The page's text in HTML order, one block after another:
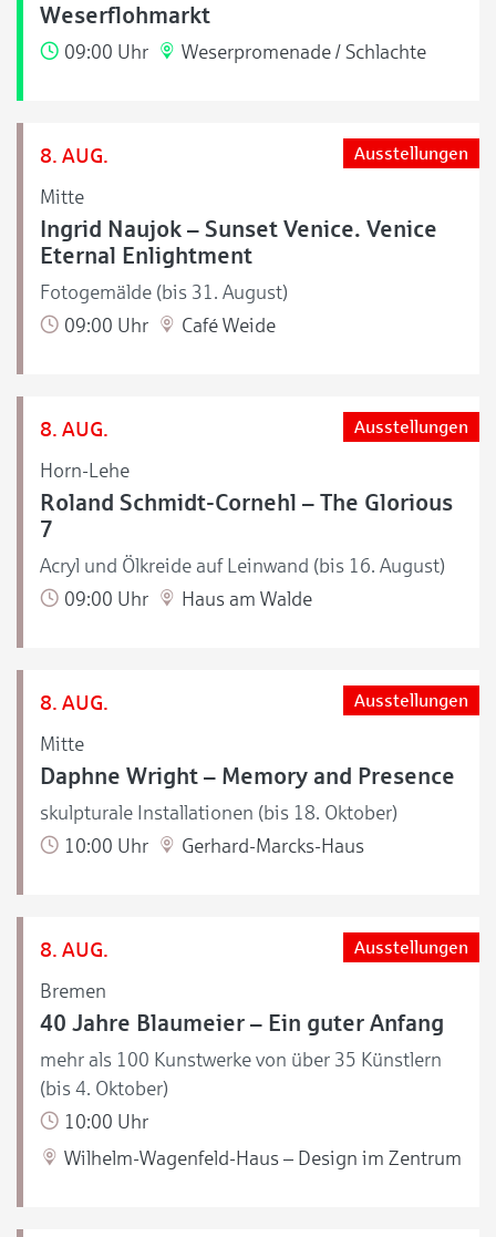
Weserflohmarkt
09:00 Uhr Weserpromenade / Schlachte
8. AUG.
Mitte
Ausstellungen
Ingrid Naujok – Sunset Venice. Venice
Eternal Enlightment
Fotogemälde (bis 31. August)
09:00 Uhr
Café Weide
8. AUG.
Horn-Lehe
Ausstellungen
Roland Schmidt-Cornehl – The Glorious
7
Acryl und Ölkreide auf Leinwand (bis 16. August)
09:00 Uhr
Haus am Walde
8. AUG.
Mitte
Ausstellungen
Daphne Wright – Memory and Presence
skulpturale Installationen (bis 18. Oktober)
10:00 Uhr
Gerhard-Marcks-Haus
8. AUG.
Bremen
Ausstellungen
40 Jahre Blaumeier – Ein guter Anfang
mehr als 100 Kunstwerke von über 35 Künstlern
(bis 4. Oktober)
10:00 Uhr
Wilhelm-Wagenfeld-Haus – Design im Zentrum